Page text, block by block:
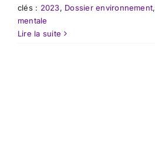
clés : 2023, Dossier environnement,
mentale
Lire la suite